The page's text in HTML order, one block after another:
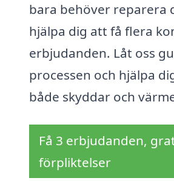
bara behöver reparera
hjälpa dig att få flera
erbjudanden. Låt oss
processen och hjälpa
både skyddar och
Få 3 erbjudanden,
förpliktelser